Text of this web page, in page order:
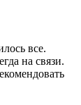
все.
на связи.